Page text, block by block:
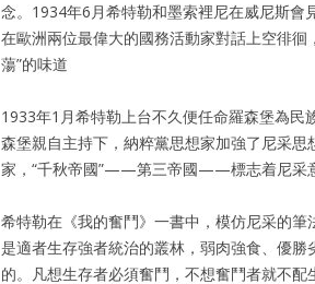
念。1934年6月希特勒和墨索裡尼在威尼斯
在歐洲兩位最偉大的國務活動家對話上空徘
蕩”的味道
1933年1月希特勒上台不久便任命羅森堡為民
森堡親自主持下，納粹黨思想家加強了尼采
家，“千秋帝國”——第三帝國——標志着尼采意
希特勒在《我的奮鬥》一書中，模仿尼采的
是適者生存強者統治的叢林，弱肉強食、優
的。凡想生存者必須奮鬥，不想奮鬥者就不